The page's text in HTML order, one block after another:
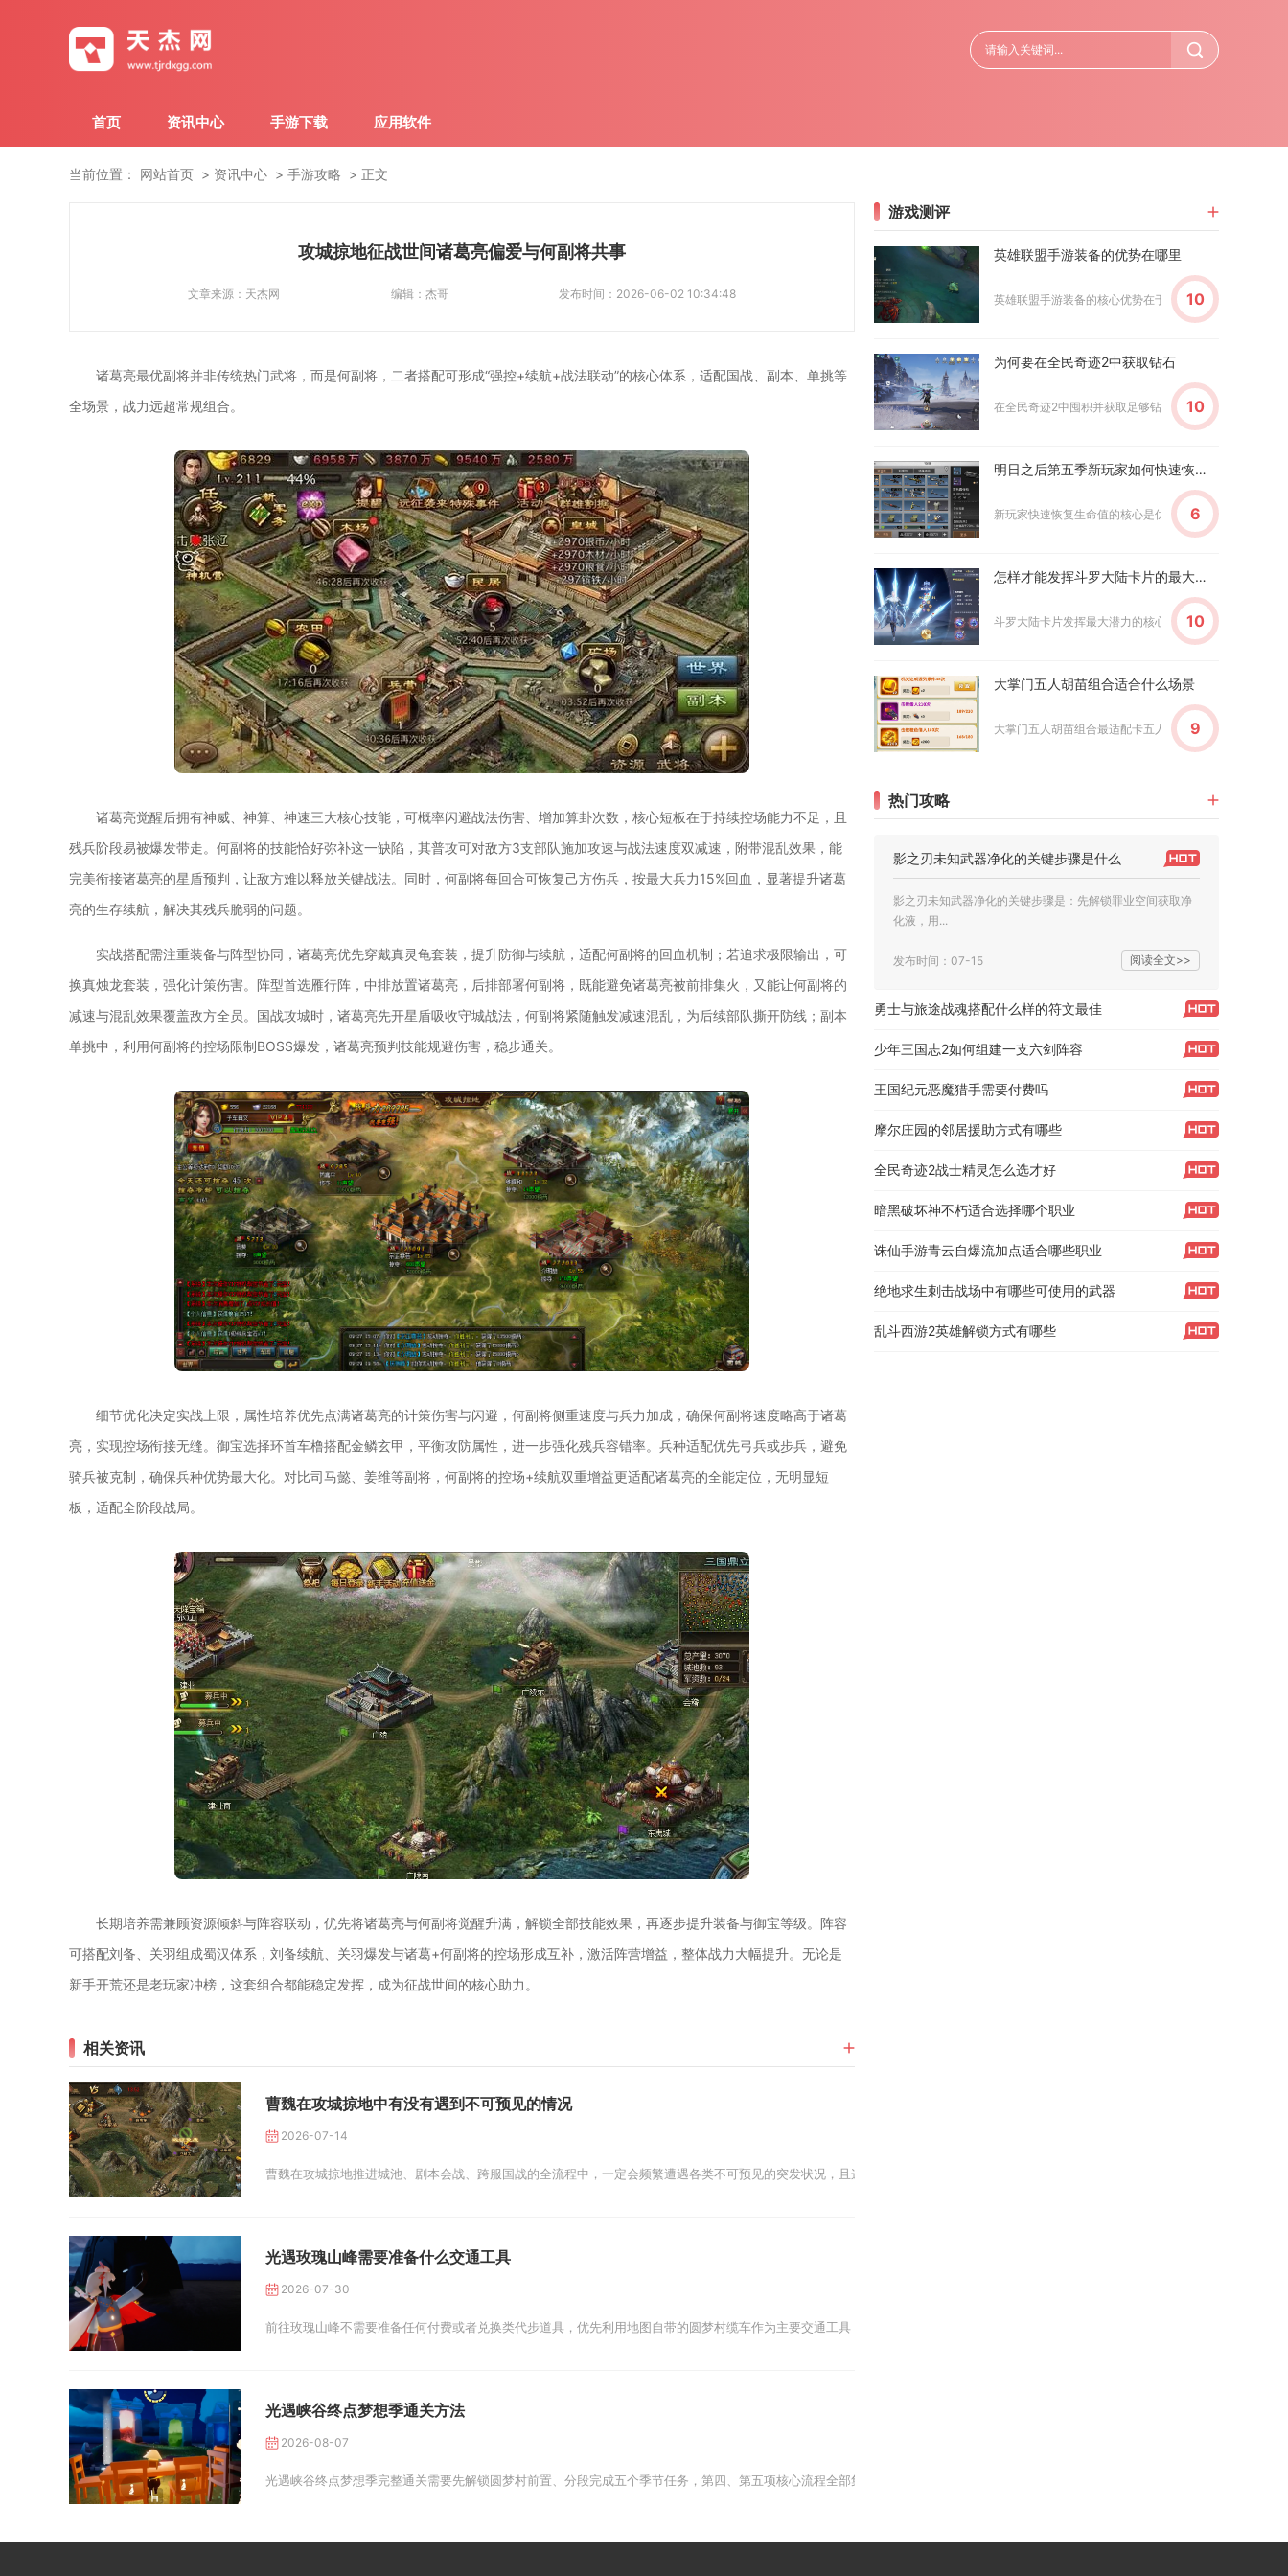
首页 资讯中心 手游下载 应用软件
当前位置： 网站首页 资讯中心 手游攻略 正文
攻城掠地征战世间诸葛亮偏爱与何副将共事
文章来源： 天杰网 编辑： 杰哥 发布时间： 2026-06-02 10:34:48
诸葛亮最优副将并非传统热门武将，而是何副将，二者搭配可形成“强控+续航+战法联动”的核心体系，适配国战、副本、单挑等
全场景，战力远超常规组合。
诸葛亮觉醒后拥有神威、神算、神速三大核心技能，可概率闪避战法伤害、增加算卦次数，核心短板在于持续控场能力不足，且
残兵阶段易被爆发带走。何副将的技能恰好弥补这一缺陷，其普攻可对敌方3支部队施加攻速与战法速度双减速，附带混乱效果，能
完美衔接诸葛亮的星盾预判，让敌方难以释放关键战法。同时，何副将每回合可恢复己方伤兵，按最大兵力15%回血，显著提升诸葛
亮的生存续航，解决其残兵脆弱的问题。
实战搭配需注重装备与阵型协同，诸葛亮优先穿戴真灵龟套装，提升防御与续航，适配何副将的回血机制；若追求极限输出，可
换真烛龙套装，强化计策伤害。阵型首选雁行阵，中排放置诸葛亮，后排部署何副将，既能避免诸葛亮被前排集火，又能让何副将的
减速与混乱效果覆盖敌方全员。国战攻城时，诸葛亮先开星盾吸收守城战法，何副将紧随触发减速混乱，为后续部队撕开防线；副本
单挑中，利用何副将的控场限制BOSS爆发，诸葛亮预判技能规避伤害，稳步通关。
细节优化决定实战上限，属性培养优先点满诸葛亮的计策伤害与闪避，何副将侧重速度与兵力加成，确保何副将速度略高于诸葛
亮，实现控场衔接无缝。御宝选择环首车橹搭配金鳞玄甲，平衡攻防属性，进一步强化残兵容错率。兵种适配优先弓兵或步兵，避免
骑兵被克制，确保兵种优势最大化。对比司马懿、姜维等副将，何副将的控场+续航双重增益更适配诸葛亮的全能定位，无明显短
板，适配全阶段战局。
长期培养需兼顾资源倾斜与阵容联动，优先将诸葛亮与何副将觉醒升满，解锁全部技能效果，再逐步提升装备与御宝等级。阵容
可搭配刘备、关羽组成蜀汉体系，刘备续航、关羽爆发与诸葛+何副将的控场形成互补，激活阵营增益，整体战力大幅提升。无论是
新手开荒还是老玩家冲榜，这套组合都能稳定发挥，成为征战世间的核心助力。
相关资讯
曹魏在攻城掠地中有没有遇到不可预见的情况
2026-07-14
曹魏在攻城掠地推进城池、剧本会战、跨服国战的全流程中，一定会频繁遭遇各类不可预见的突发状况，且这类随机事件会直接打乱既定攻城节奏、消耗储备资源，若未提前预留应对方
光遇玫瑰山峰需要准备什么交通工具
2026-07-30
前往玫瑰山峰不需要准备任何付费或者兑换类代步道具，优先利用地图自带的圆梦村缆车作为主要交通工具，依靠斗篷飞行完成最后一段高空路程，搭配部分辅助道具降低中途失误的概
光遇峡谷终点梦想季通关方法
2026-08-07
光遇峡谷终点梦想季完整通关需要先解锁圆梦村前置、分段完成五个季节任务，第四、第五项核心流程全部集中在霞谷终点落日竞技场，顺着缆车动线、记忆碎片点位和花滑演出机制操
游戏测评
英雄联盟手游装备的优势在哪里
英雄联盟手游装备的核心优势在于体系精简灵活、适配快
10
为何要在全民奇迹2中获取钻石
在全民奇迹2中囤积并获取足够钻石，是稳定提升角色战
10
明日之后第五季新玩家如何快速恢复生命值
新玩家快速恢复生命值的核心是优先用绷带应急、靠食物
6
怎样才能发挥斗罗大陆卡片的最大潜力
斗罗大陆卡片发挥最大潜力的核心是围绕单张核心卡牌极
10
大掌门五人胡苗组合适合什么场景
大掌门五人胡苗组合最适配卡五人血战、新区前期推图闯
9
热门攻略
影之刃未知武器净化的关键步骤是什么
影之刃未知武器净化的关键步骤是：先解锁罪业空间获取净
化液，用...
发布时间：07-15 阅读全文>>
勇士与旅途战魂搭配什么样的符文最佳
少年三国志2如何组建一支六剑阵容
王国纪元恶魔猎手需要付费吗
摩尔庄园的邻居援助方式有哪些
全民奇迹2战士精灵怎么选才好
暗黑破坏神不朽适合选择哪个职业
诛仙手游青云自爆流加点适合哪些职业
绝地求生刺击战场中有哪些可使用的武器
乱斗西游2英雄解锁方式有哪些